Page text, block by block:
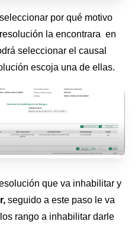
por qué motivo
la encontrara en
seleccionar el causal
escoja una de ellas.
que va inhabilitar y
seguido a este paso le va
rango a inhabilitar darle